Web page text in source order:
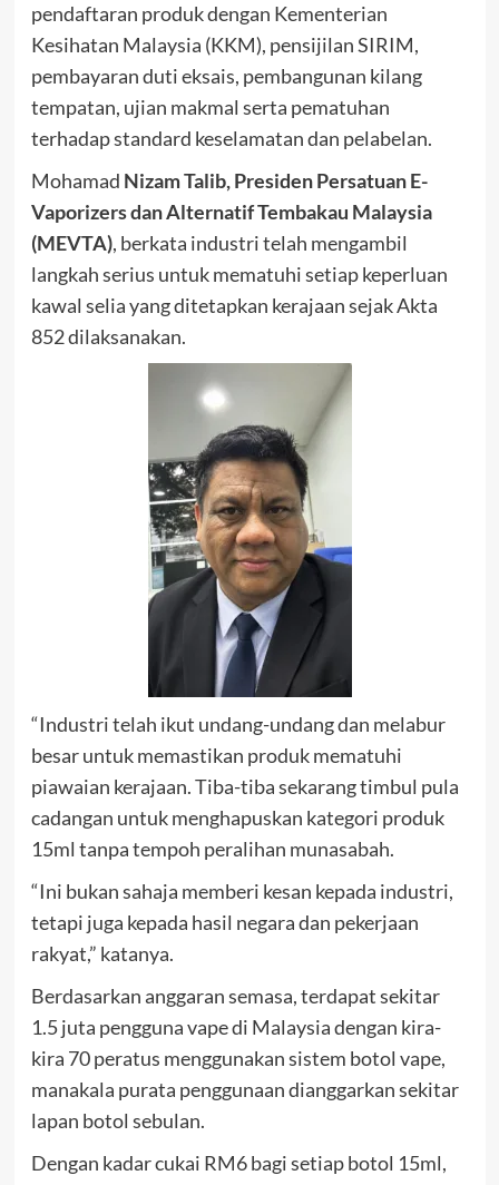
pendaftaran produk dengan Kementerian
Kesihatan Malaysia (KKM), pensijilan SIRIM,
pembayaran duti eksais, pembangunan kilang
tempatan, ujian makmal serta pematuhan
terhadap standard keselamatan dan pelabelan.
Mohamad Nizam Talib, Presiden Persatuan E-
Vaporizers dan Alternatif Tembakau Malaysia
(MEVTA), berkata industri telah mengambil
langkah serius untuk mematuhi setiap keperluan
kawal selia yang ditetapkan kerajaan sejak Akta
852 dilaksanakan.
“Industri telah ikut undang-undang dan melabur
besar untuk memastikan produk mematuhi
piawaian kerajaan. Tiba-tiba sekarang timbul pula
cadangan untuk menghapuskan kategori produk
15ml tanpa tempoh peralihan munasabah.
“Ini bukan sahaja memberi kesan kepada industri,
tetapi juga kepada hasil negara dan pekerjaan
rakyat,” katanya.
Berdasarkan anggaran semasa, terdapat sekitar
1.5 juta pengguna vape di Malaysia dengan kira-
kira 70 peratus menggunakan sistem botol vape,
manakala purata penggunaan dianggarkan sekitar
lapan botol sebulan.
Dengan kadar cukai RM6 bagi setiap botol 15ml,